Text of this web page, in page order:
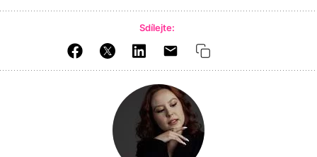
Sdílejte: